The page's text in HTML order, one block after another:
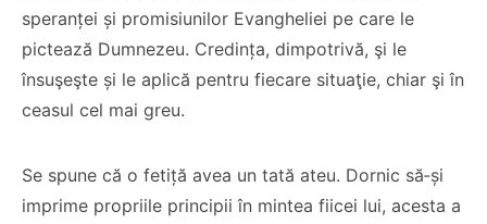
speranței și promisiunilor Evangheliei pe care le
pictează Dumnezeu. Credința, dimpotrivă, şi le
însuşeşte și le aplică pentru fiecare situaţie, chiar şi în
ceasul cel mai greu.
Se spune că o fetiță avea un tată ateu. Dornic să‑și
imprime propriile principii în mintea fiicei lui, acesta a